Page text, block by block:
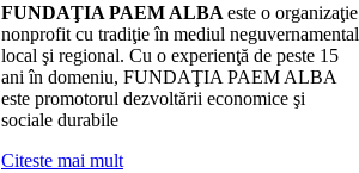
FUNDAŢIA PAEM ALBA este o organizaţie
nonprofit cu tradiţie în mediul neguvernamental
local şi regional. Cu o experienţă de peste 15
ani în domeniu, FUNDAŢIA PAEM ALBA
este promotorul dezvoltării economice şi
sociale durabile
Citeste mai mult